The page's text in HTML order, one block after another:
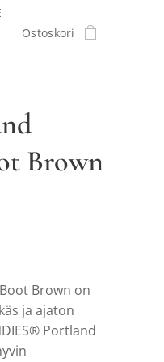
Ostoskori
Brown
Brown on
ja ajaton
Portland